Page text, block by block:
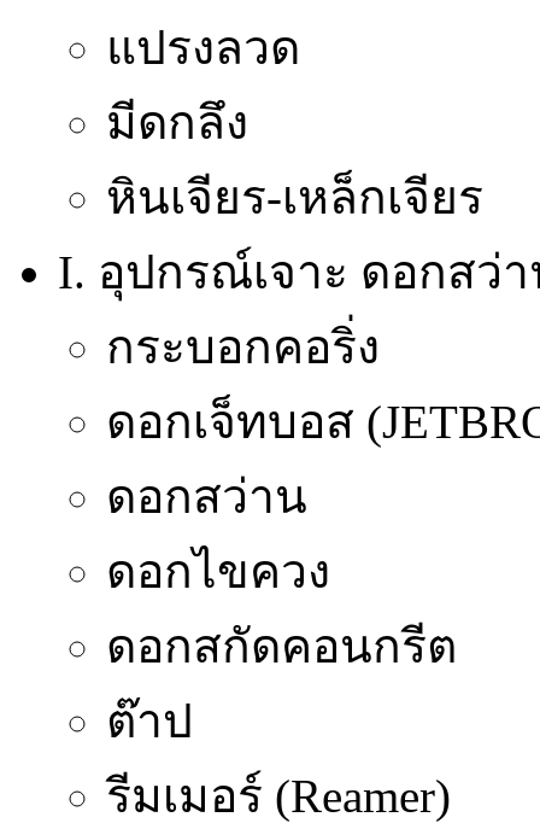
แปรงลวด
มีดกลึง
หินเจียร-เหล็กเจียร
I. อุปกรณ์เจาะ ดอกสว่
กระบอกคอริ่ง
ดอกเจ็ทบอส
ดอกสว่าน
ดอกไขควง
ดอกสกัดคอนกรีต
ต๊าป
รีมเมอร์ (Reamer)